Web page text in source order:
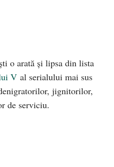
o arată şi lipsa din lista
V al serialului mai sus
jignitorilor,
de serviciu.